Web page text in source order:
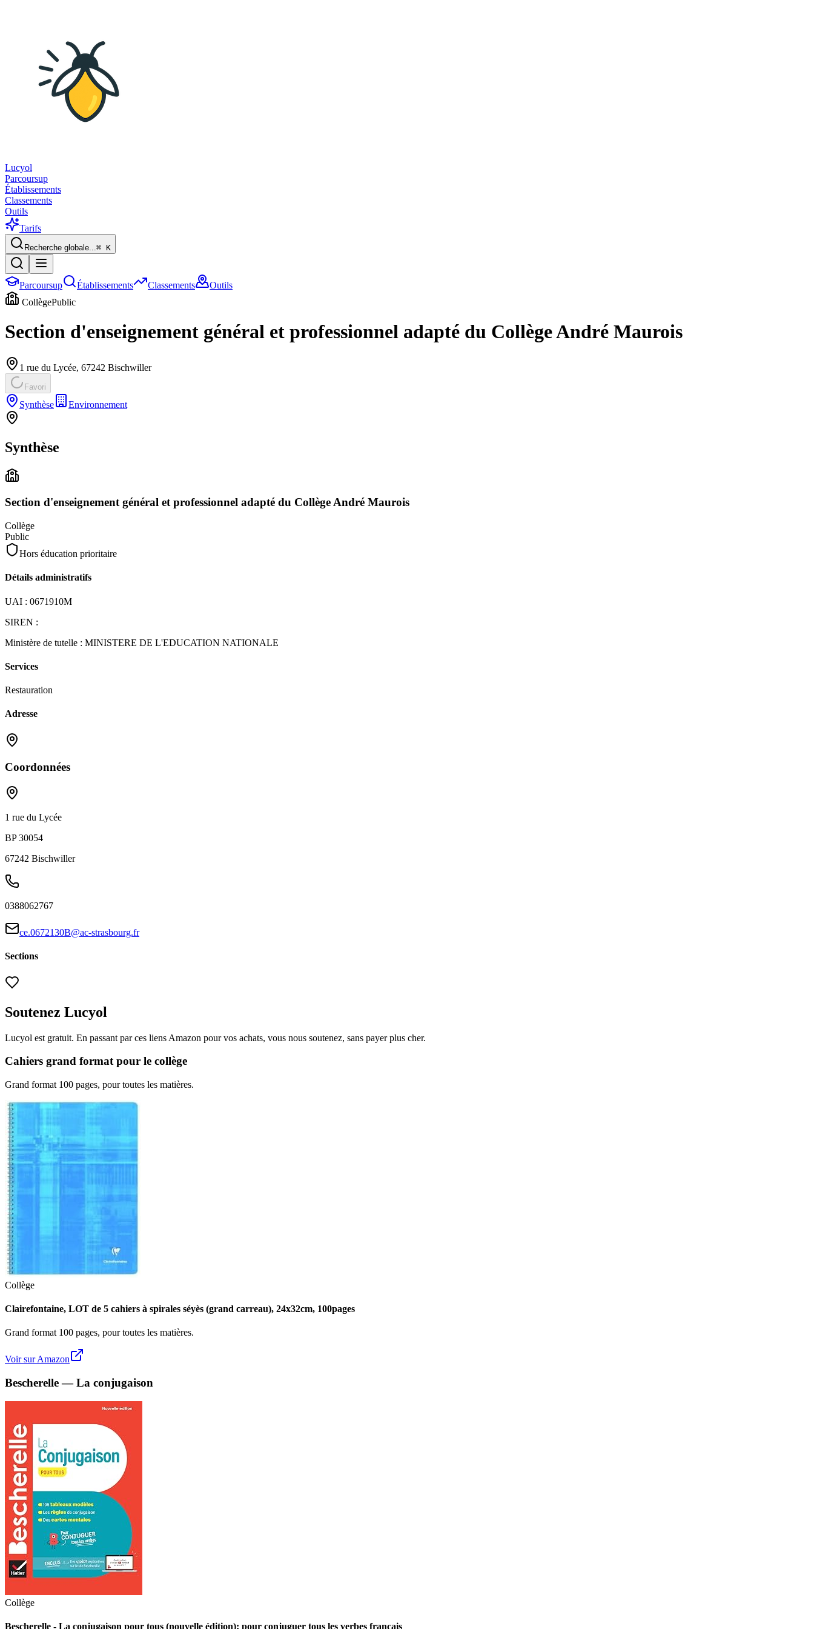
Lucyol
Parcoursup
Établissements
Classements
Outils
Tarifs
Recherche globale...⌘ K
Parcoursup Établissements Classements
Outils
CollègePublic
Section d'enseignement général et professionnel adapté du Collège André Maurois
1 rue du Lycée, 67242 Bischwiller
Favori
Synthèse Environnement
Synthèse
Section d'enseignement général et professionnel adapté du Collège André Maurois
Collège
Public
Hors éducation prioritaire
Détails administratifs
UAI : 0671910M
SIREN :
Ministère de tutelle : MINISTERE DE L'EDUCATION NATIONALE
Services
Restauration
Adresse
Coordonnées
1 rue du Lycée
BP 30054
67242 Bischwiller
0388062767
ce.0672130B@ac-strasbourg.fr
Sections
Soutenez Lucyol
Lucyol est gratuit. En passant par ces liens Amazon pour vos achats, vous nous soutenez, sans payer plus cher.
Cahiers grand format pour le collège
Grand format 100 pages, pour toutes les matières.
Collège
Clairefontaine, LOT de 5 cahiers à spirales séyès (grand carreau), 24x32cm, 100pages
Grand format 100 pages, pour toutes les matières.
Voir sur Amazon
Bescherelle — La conjugaison
Collège
Bescherelle - La conjugaison pour tous (nouvelle édition): pour conjuguer tous les verbes français